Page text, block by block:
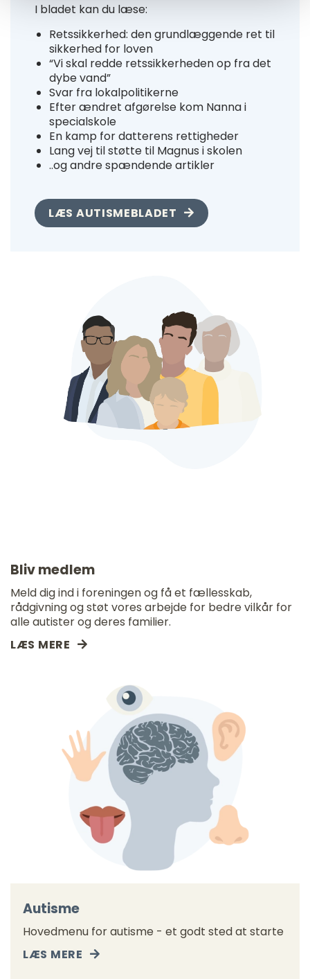
I bladet kan du læse:
Retssikkerhed: den grundlæggende ret til
sikkerhed for loven
“Vi skal redde retssikkerheden op fra det
dybe vand”
Svar fra lokalpolitikerne
Efter ændret afgørelse kom Nanna i
specialskole
En kamp for datterens rettigheder
Lang vej til støtte til Magnus i skolen
..og andre spændende artikler
LÆS AUTISMEBLADET
Bliv medlem
Meld dig ind i foreningen og få et fællesskab,
rådgivning og støt vores arbejde for bedre vilkår for
alle autister og deres familier.
LÆS MERE
Autisme
Hovedmenu for autisme - et godt sted at starte
LÆS MERE